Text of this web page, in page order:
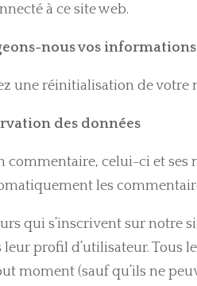
à ce site web.
nous vos informations
une réinitialisation de votre
des données
commentaire, celui-ci et
les
qui s’inscrivent sur notre
leur profil d’utilisateur.
moment (sauf qu’ils ne